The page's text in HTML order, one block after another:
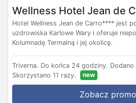
Wellness Hotel Jean de
Hotel Wellness Jean de Carro**** jest
uzdrowiska Karlowe Wary i oferuje
Kolumnadę Termalną i jej okolicę.
Triverna. Do końca 24 godziny.
Skorzystano 11 razy.
new
Zobacz